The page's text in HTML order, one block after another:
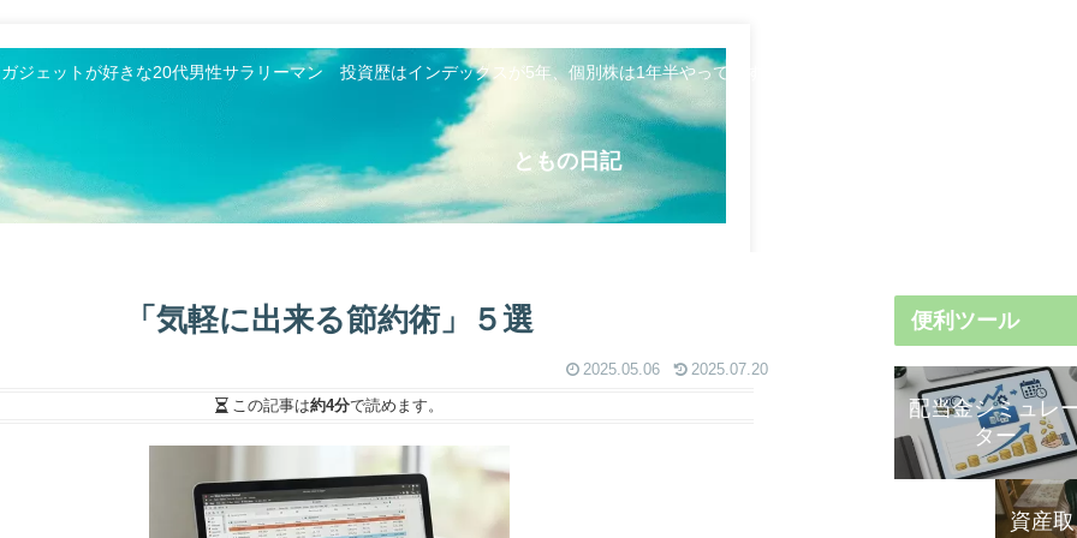
ジェットが好きな20代男性サラリーマン 投資歴はインデックスが5年、個別株は1年半やってます。日々のことや資産形成について発信し
ともの日記
「気軽に出来る節約術」５選
2025.05.06 2025.07.20
この記事は約4分で読めます。
便利ツール
配当金シミュレ
ター
資産